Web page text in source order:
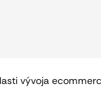
vývoja